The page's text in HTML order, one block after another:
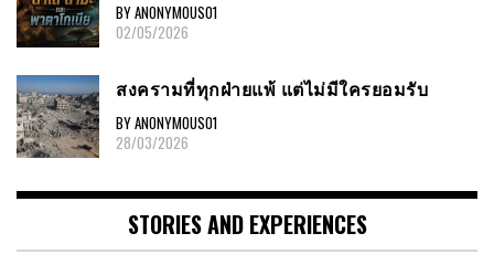
BY ANONYMOUS01
02/05/2026
สงครามที่ทุกฝ่ายแพ้ แต่ไม่มีใครยอมรับ
BY ANONYMOUS01
28/03/2026
STORIES AND EXPERIENCES